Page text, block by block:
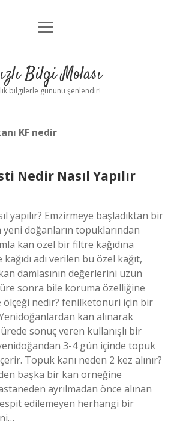
Anasayfa
Yasal Uyarı
menüyü
Bilgi Molası
bilgilerle gününü şenlendir!
KF nedir
Nedir Nasıl Yapılır
yapılır? Emzirmeye başladıktan bir
doğanların topuklarından
kan özel bir filtre kağıdına
adı verilen bu özel kağıt,
damlasının değerlerini uzun
sonra bile koruma özelliğine
nedir? fenilketonüri için bir
kan alınarak
sonuç veren kullanışlı bir
3-4 gün içinde topuk
Topuk kanı neden 2 kez alınır?
başka bir kan örneğine
ayrılmadan önce alınan
edilemeyen herhangi bir